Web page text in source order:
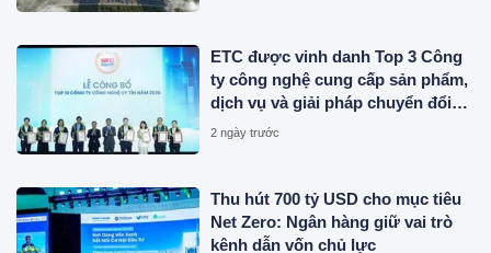
ETC được vinh danh Top 3 Công
ty công nghệ cung cấp sản phẩm,
dịch vụ và giải pháp chuyển đổi
số uy tín năm 2026
2 ngày trước
Thu hút 700 tỷ USD cho mục tiêu
Net Zero: Ngân hàng giữ vai trò
kênh dẫn vốn chủ lực